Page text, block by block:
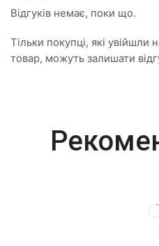
Відгуків немає, поки що.
Тільки покупці, які увійшли
товар, можуть залишати